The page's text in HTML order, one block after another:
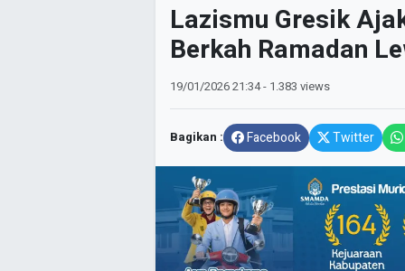
Lazismu Gresik
Berkah Ramadan
19/01/202621:34- 1.383 views
Bagikan : Facebook Twitter